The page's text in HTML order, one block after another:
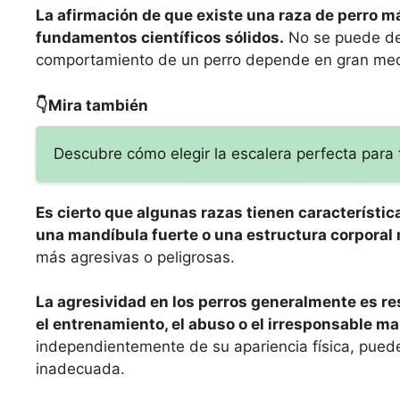
La afirmación de que existe una raza de perro
fundamentos científicos sólidos. No se puede
comportamiento de un perro depende en gran
👇Mira también
Descubre cómo elegir la escalera perfecta
Es cierto que algunas razas tienen
una mandíbula fuerte o una estructura corporal
más agresivas o peligrosas.
La agresividad en los perros generalmente es
el entrenamiento, el abuso o el irresponsable
independientemente de su apariencia física,
inadecuada.